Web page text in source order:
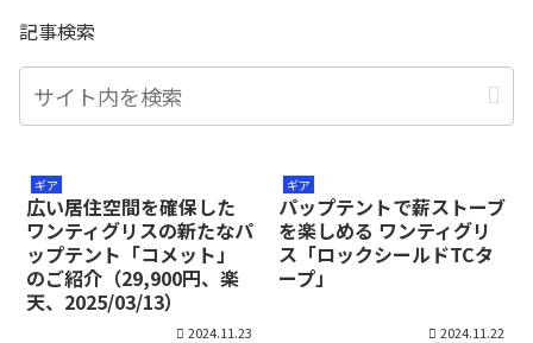
記事検索
ギア
広い居住空間を確保した
ワンティグリスの新たなパ
ップテント「コメット」
のご紹介（29,900円、楽
天、2025/03/13）
2024.11.23
ギア
パップテントで薪ストーブ
を楽しめる ワンティグリ
ス「ロックシールドTCタ
ープ」
2024.11.22